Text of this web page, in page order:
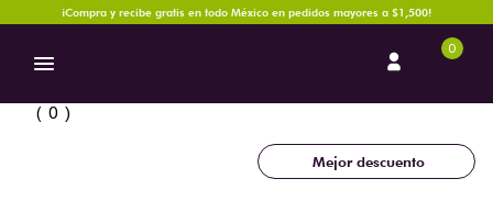
¡Compra y recibe gratis en todo México en pedidos mayores a $1,500!
0
0
Mejor descuento